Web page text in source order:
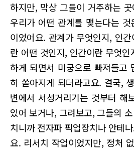
하지만, 막상 그들이 거주하는
우리가 어떤 관계를 맺는다는
이었어요. 관계가 무엇인지, 인
란 어떤 것인지, 인간이란 무엇
하게 되면서 미궁으로 빠져들고
히 쏟아지게 되더라고요. 결국,
변에서 서성거리기는 것부터 해
있어 보거나, 그려보고, 그들의
치니까 전자파 픽업장치나 안테
요. 리서치 작업이었지만, 정처